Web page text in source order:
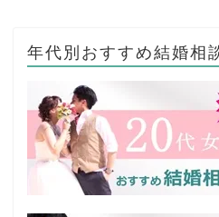
年代別おすすめ結婚相